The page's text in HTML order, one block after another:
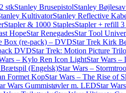
stkStanley BrusepistolStanley
KultivatorStanley Reflective
Stapler & 1000 StaplesStapler + refill
HopeStar RenegadesStar Tool
Box (re-pack) – DVDStar Trek Kirk
DVDStar Trek: Motion Picture
– Kylo Ren Icon LightStar Wars
(Engelsk)Star Wars –
Formet KopStar Wars – The Rise of
Wars Gummistøvler m. LEDStar